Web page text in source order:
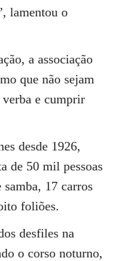
lamentou o
a associação
que não sejam
e cumprir
desde 1926,
de 50 mil pessoas
17 carros
foliões.
desfiles na
o corso noturno,